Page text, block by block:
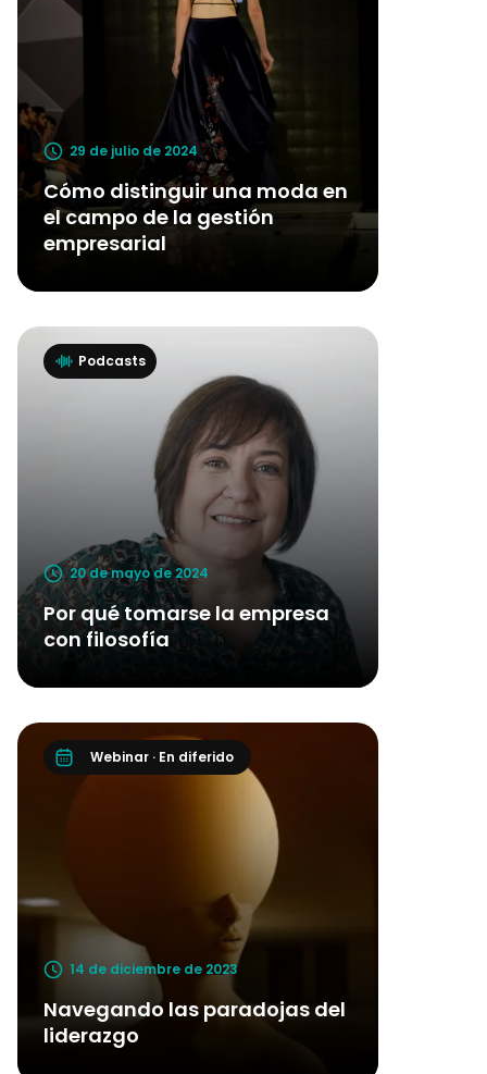
29 de julio de 2024
Cómo distinguir una moda en
el campo de la gestión
empresarial
Podcasts
20 de mayo de 2024
Por qué tomarse la empresa
con filosofía
Webinar · En diferido
14 de diciembre de 2023
Navegando las paradojas del
liderazgo